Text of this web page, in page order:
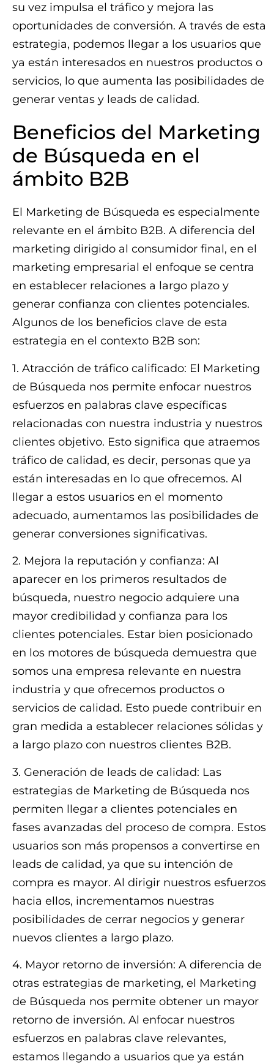
su vez impulsa el tráfico y mejora las
oportunidades de conversión. A través de esta
estrategia, podemos llegar a los usuarios que
ya están interesados en nuestros productos o
servicios, lo que aumenta las posibilidades de
generar ventas y leads de calidad.
Beneficios del Marketing
de Búsqueda en el
ámbito B2B
El Marketing de Búsqueda es especialmente
relevante en el ámbito B2B. A diferencia del
marketing dirigido al consumidor final, en el
marketing empresarial el enfoque se centra
en establecer relaciones a largo plazo y
generar confianza con clientes potenciales.
Algunos de los beneficios clave de esta
estrategia en el contexto B2B son:
1. Atracción de tráfico calificado: El Marketing
de Búsqueda nos permite enfocar nuestros
esfuerzos en palabras clave específicas
relacionadas con nuestra industria y nuestros
clientes objetivo. Esto significa que atraemos
tráfico de calidad, es decir, personas que ya
están interesadas en lo que ofrecemos. Al
llegar a estos usuarios en el momento
adecuado, aumentamos las posibilidades de
generar conversiones significativas.
2. Mejora la reputación y confianza: Al
aparecer en los primeros resultados de
búsqueda, nuestro negocio adquiere una
mayor credibilidad y confianza para los
clientes potenciales. Estar bien posicionado
en los motores de búsqueda demuestra que
somos una empresa relevante en nuestra
industria y que ofrecemos productos o
servicios de calidad. Esto puede contribuir en
gran medida a establecer relaciones sólidas y
a largo plazo con nuestros clientes B2B.
3. Generación de leads de calidad: Las
estrategias de Marketing de Búsqueda nos
permiten llegar a clientes potenciales en
fases avanzadas del proceso de compra. Estos
usuarios son más propensos a convertirse en
leads de calidad, ya que su intención de
compra es mayor. Al dirigir nuestros esfuerzos
hacia ellos, incrementamos nuestras
posibilidades de cerrar negocios y generar
nuevos clientes a largo plazo.
4. Mayor retorno de inversión: A diferencia de
otras estrategias de marketing, el Marketing
de Búsqueda nos permite obtener un mayor
retorno de inversión. Al enfocar nuestros
esfuerzos en palabras clave relevantes,
estamos llegando a usuarios que ya están